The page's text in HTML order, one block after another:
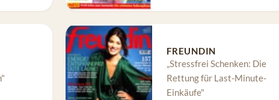
FREUNDIN
„Stressfrei Schenken: Die
Rettung für Last-Minute-
Einkäufe"